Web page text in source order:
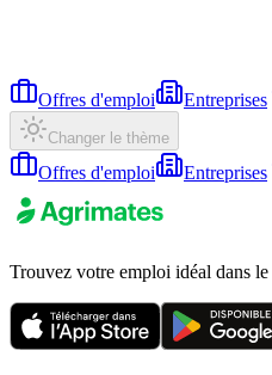
Offres d'emploi Entreprises
Changer le thème
Offres d'emploi Entreprises
Trouvez votre emploi idéal dans